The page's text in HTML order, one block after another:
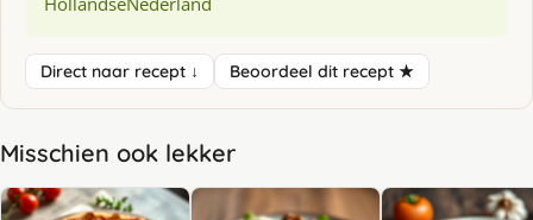
Direct naar recept ↓ Beoordeel dit recept ★
Misschien ook lekker